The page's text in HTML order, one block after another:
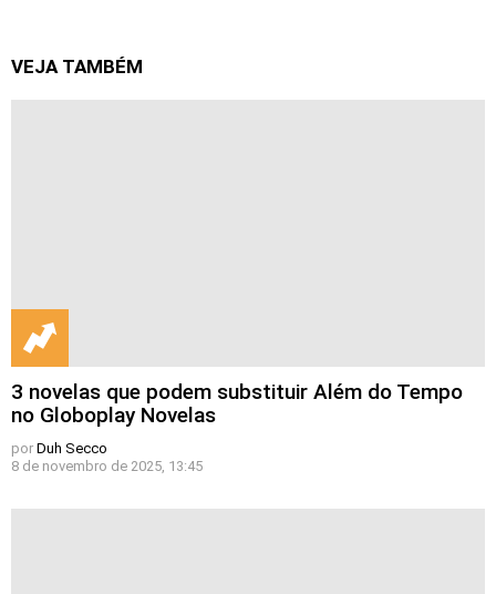
VEJA TAMBÉM
3 novelas que podem substituir Além do Tempo
no Globoplay Novelas
por Duh Secco
8 de novembro de 2025, 13:45